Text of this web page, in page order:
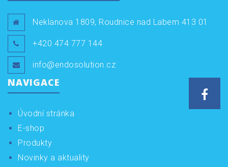
Neklanova 1809, Roudnice nad Labem 413 01
+420 474 777 144
info@endosolution.cz
NAVIGACE
Úvodní stránka
E-shop
Produkty
Novinky a aktuality